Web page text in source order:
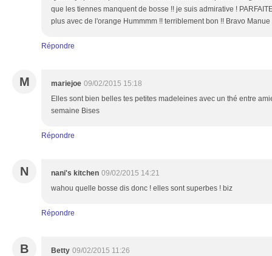
que les tiennes manquent de bosse !! je suis admirative !
plus avec de l'orange Hummmm !! terriblement bon !! Bravo Manue
Répondre
M mariejoe 09/02/2015 15:18
Elles sont bien belles tes petites madeleines avec un thé entre
semaine Bises
Répondre
N nani's kitchen 09/02/2015 14:21
wahou quelle bosse dis donc ! elles sont superbes ! biz
Répondre
B Betty 09/02/2015 11:26